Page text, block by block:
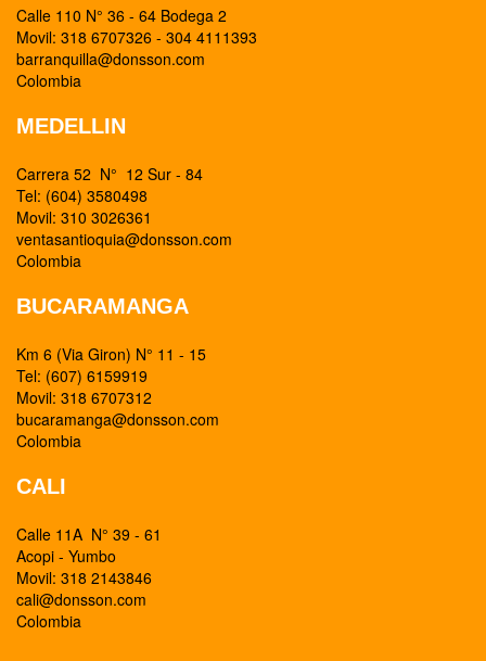
Calle 110 N° 36 - 64 Bodega 2
Movil: 318 6707326 - 304 4111393
barranquilla@donsson.com
Colombia
MEDELLIN
Carrera 52 N° 12 Sur - 84
Tel: (604) 3580498
Movil: 310 3026361
ventasantioquia@donsson.com
Colombia
BUCARAMANGA
Km 6 (Via Giron) N° 11 - 15
Tel: (607) 6159919
Movil: 318 6707312
bucaramanga@donsson.com
Colombia
CALI
Calle 11A N° 39 - 61
Acopi - Yumbo
Movil: 318 2143846
cali@donsson.com
Colombia